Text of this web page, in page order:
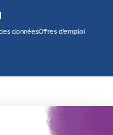
donnéesOffres d’emploi